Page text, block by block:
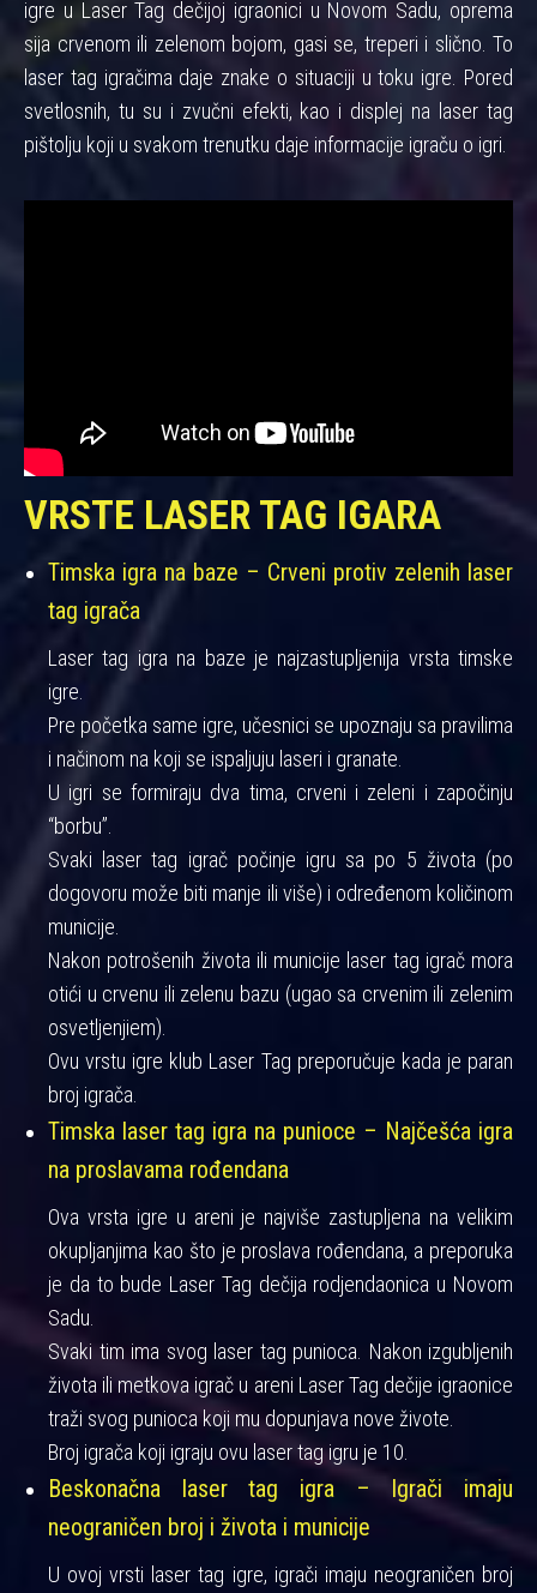
igre u Laser Tag dečijoj igraonici u Novom Sadu, oprema
sija crvenom ili zelenom bojom, gasi se, treperi i slično. To
laser tag igračima daje znake o situaciji u toku igre. Pored
svetlosnih, tu su i zvučni efekti, kao i displej na laser tag
pištolju koji u svakom trenutku daje informacije igraču o igri.
VRSTE LASER TAG IGARA
Timska igra na baze – Crveni protiv zelenih laser
tag igrača
Laser tag igra na baze je najzastupljenija vrsta timske
igre.
Pre početka same igre, učesnici se upoznaju sa pravilima
i načinom na koji se ispaljuju laseri i granate.
U igri se formiraju dva tima, crveni i zeleni i započinju
“borbu”.
Svaki laser tag igrač počinje igru sa po 5 života (po
dogovoru može biti manje ili više) i određenom količinom
municije.
Nakon potrošenih života ili municije laser tag igrač mora
otići u crvenu ili zelenu bazu (ugao sa crvenim ili zelenim
osvetljenjiem).
Ovu vrstu igre klub Laser Tag preporučuje kada je paran
broj igrača.
Timska laser tag igra na punioce – Najčešća igra
na proslavama rođendana
Ova vrsta igre u areni je najviše zastupljena na velikim
okupljanjima kao što je proslava rođendana, a preporuka
je da to bude Laser Tag dečija rodjendaonica u Novom
Sadu.
Svaki tim ima svog laser tag punioca. Nakon izgubljenih
života ili metkova igrač u areni Laser Tag dečije igraonice
traži svog punioca koji mu dopunjava nove živote.
Broj igrača koji igraju ovu laser tag igru je 10.
Beskonačna laser tag igra – Igrači imaju
neograničen broj i života i municije
U ovoj vrsti laser tag igre, igrači imaju neograničen broj